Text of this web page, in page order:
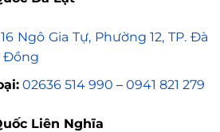
16 Ngô Gia Tự, Phường 12, TP. Đà
Đồng
02636 514 990 – 0941 821 279
Liên Nghĩa